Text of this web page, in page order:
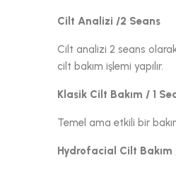
Cilt Analizi /2 Seans
Cilt analizi 2 seans
cilt bakım işlemi yapılır.
Klasik Cilt Bakım / 1
Temel ama etkili bir
Hydrofacial Cilt Bakım